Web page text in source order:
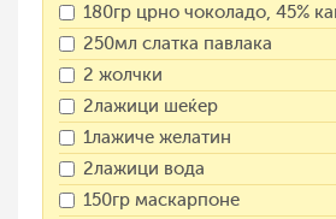
180гр црно чоколадо, 45%
250мл слатка павлака
2 жолчки
2лажици шеќер
1лажиче желатин
2лажици вода
150гр маскарпоне